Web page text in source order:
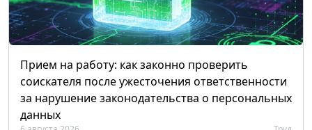
Прием на работу: как законно проверить
соискателя после ужесточения ответственности
за нарушение законодательства о персональных
данных